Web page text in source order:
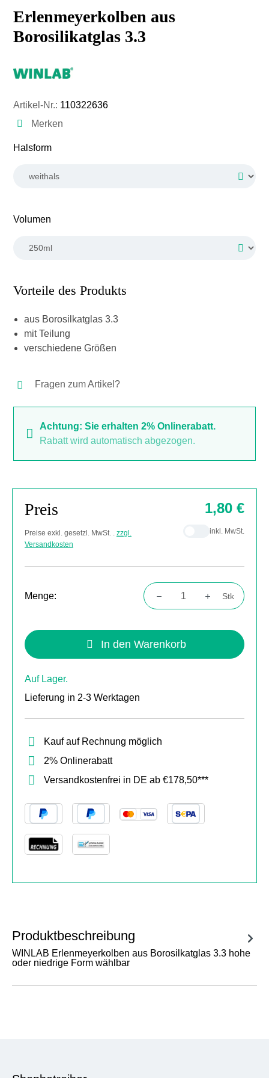
Erlenmeyerkolben aus
Borosilikatglas 3.3
Artikel-Nr.: 110322636
Merken
Halsformauswählen
Volumen
Vorteile des Produkts
aus Borosilkatglas 3.3
mit Teilung
verschiedene Größen
Fragen zum Artikel?
Achtung: Sie erhalten 2% Onlinerabatt.
Rabatt wird automatisch abgezogen.
Preis
Preise exkl. gesetzl. MwSt. . zzgl.
Versandkosten
1,80 €
inkl. MwSt.
Menge:
Produkt Anzahl: Gib den gewünschten
Stk
In den Warenkorb
Auf Lager.
Lieferung in 2-3 Werktagen
Kauf auf Rechnung möglich
2% Onlinerabatt
Versandkostenfrei in DE ab €178,50***
Produktbeschreibung
WINLAB Erlenmeyerkolben aus Borosilkatglas 3.3 hohe
oder niedrige Form wählbar